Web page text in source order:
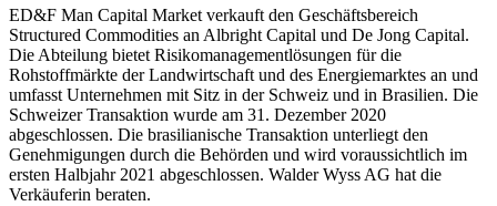
ED&F Man Capital Market verkauft den Geschäftsbereich
Structured Commodities an Albright Capital und De Jong Capital.
Die Abteilung bietet Risikomanagementlösungen für die
Rohstoffmärkte der Landwirtschaft und des Energiemarktes an und
umfasst Unternehmen mit Sitz in der Schweiz und in Brasilien. Die
Schweizer Transaktion wurde am 31. Dezember 2020
abgeschlossen. Die brasilianische Transaktion unterliegt den
Genehmigungen durch die Behörden und wird voraussichtlich im
ersten Halbjahr 2021 abgeschlossen. Walder Wyss AG hat die
Verkäuferin beraten.